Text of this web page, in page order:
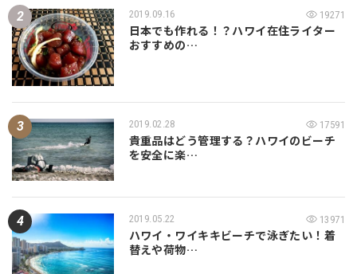
2019.09.16 19271
日本でも作れる！？ハワイ在住ライター
おすすめの…
2019.02.28 17591
貴重品はどう管理する？ハワイのビーチ
を安全に楽…
2019.05.22 13971
ハワイ・ワイキキビーチで泳ぎたい！着
替えや荷物…